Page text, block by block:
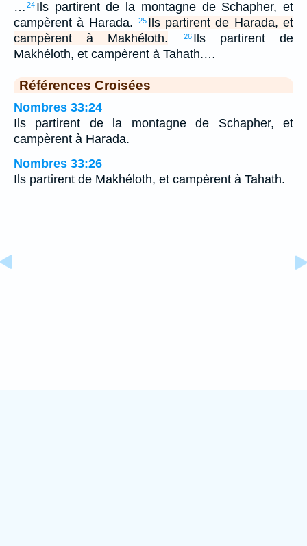
… 24 Ils partirent de la montagne de Schapher, et
campèrent à Harada.
25 Ils partirent de Harada, et
campèrent à Makhéloth.
26 Ils partirent de
Makhéloth, et campèrent à Tahath.…
Références Croisées
Nombres 33:24
Ils partirent de la montagne de Schapher, et
campèrent à Harada.
Nombres 33:26
Ils partirent de Makhéloth, et campèrent à Tahath.